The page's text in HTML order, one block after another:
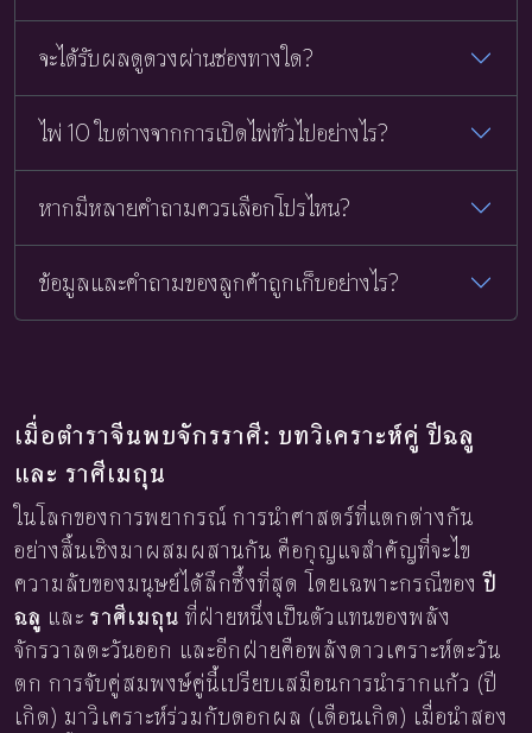
จะได้รับผลดูดวงผ่านช่องทางใด?
ไพ่ 10 ใบต่างจากการเปิดไพ่ทั่วไปอย่างไร?
หากมีหลายคำถามควรเลือกโปรไหน?
ข้อมูลและคำถามของลูกค้าถูกเก็บอย่างไร?
เมื่อตำราจีนพบจักรราศี: บทวิเคราะห์คู่ ปีฉลู
และ ราศีเมถุน
ในโลกของการพยากรณ์ การนำศาสตร์ที่แตกต่างกัน
อย่างสิ้นเชิงมาผสมผสานกัน คือกุญแจสำคัญที่จะไข
ความลับของมนุษย์ได้ลึกซึ้งที่สุด โดยเฉพาะกรณีของปี
ฉลู และ ราศีเมถุน ที่ฝ่ายหนึ่งเป็นตัวแทนของพลัง
จักรวาลตะวันออก และอีกฝ่ายคือพลังดาวเคราะห์ตะวัน
ตก การจับคู่สมพงษ์คู่นี้เปรียบเสมือนการนำรากแก้ว (ปี
เกิด) มาวิเคราะห์ร่วมกับดอกผล (เดือนเกิด) เมื่อนำสอง